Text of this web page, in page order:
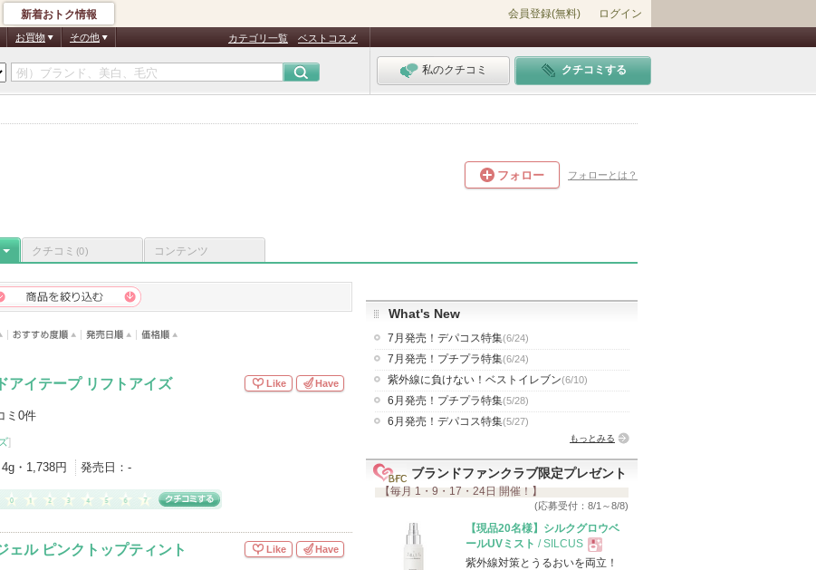
新着おトク情報 会員登録(無料) ログイン
お買物 その他 カテゴリ一覧 ベストコスメ
私のクチコミ クチコミする
フォロー フォローとは？
クチコミ (0) コンテンツ
アイテープ リフトアイズ
ミ0件
]
4g・1,738円 発売日： -
Like Have
ェル ピンクトップティント Like Have
What's New
7月発売！デパコス特集(6/24)
7月発売！プチプラ特集(6/24)
紫外線に負けない！ベストイレブン(6/10)
6月発売！プチプラ特集(5/28)
6月発売！デパコス特集(5/27)
もっとみる
ブランドファンクラブ限定プレゼント
【毎月 1・9・17・24日 開催！】
(応募受付：8/1～8/8)
【現品20名様】シルクグロウベ
ールUVミスト / SILCUS
現
紫外線対策とうるおいを両立！